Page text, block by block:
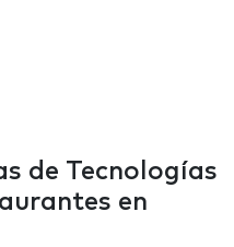
de Tecnologías
en